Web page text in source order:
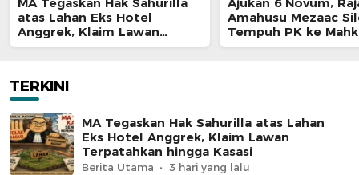
atas Lahan Eks Hotel
Anggrek, Klaim Lawan
Terpatahkan hingga Kasasi
Amahusu Mezaac
Tempuh PK ke
Agung
TERKINI
MA Tegaskan Hak Sahurilla atas Lahan
Eks Hotel Anggrek, Klaim Lawan
Terpatahkan hingga Kasasi
Berita Utama 3 hari yang lalu